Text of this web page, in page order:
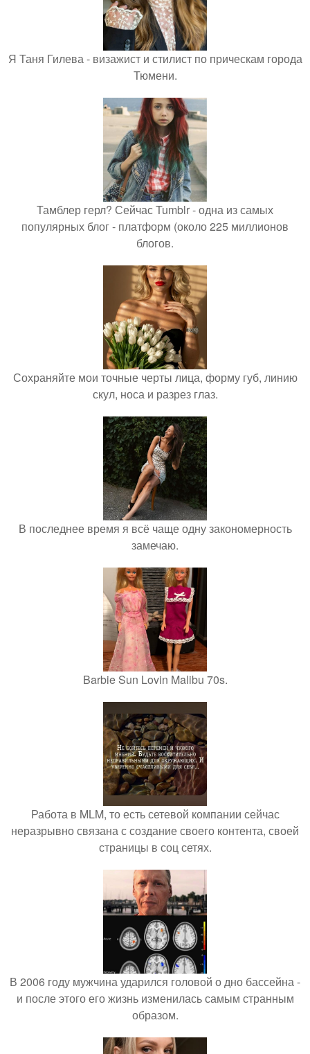
Я Таня Гилева - визажист и стилист по прическам города
Тюмени.
Тамблер герл? Сейчас Tumblr - одна из самых
популярных блог - платформ (около 225 миллионов
блогов.
Сохраняйте мои точные черты лица, форму губ, линию
скул, носа и разрез глаз.
В последнее время я всё чаще одну закономерность
замечаю.
Barbie Sun Lovin Malibu 70s.
Работа в MLM, то есть сетевой компании сейчас
неразрывно связана с создание своего контента, своей
страницы в соц сетях.
В 2006 году мужчина ударился головой о дно бассейна -
и после этого его жизнь изменилась самым странным
образом.